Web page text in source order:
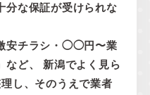
分な保証が受けられな
安チラシ・◯◯円〜業
など、 新潟でよく見ら
し、そのうえで業者